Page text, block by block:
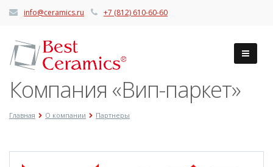
info@ceramics.ru +7 (812) 610-60-60
Компания «Вип-паркет»
Главная О компании Партнеры